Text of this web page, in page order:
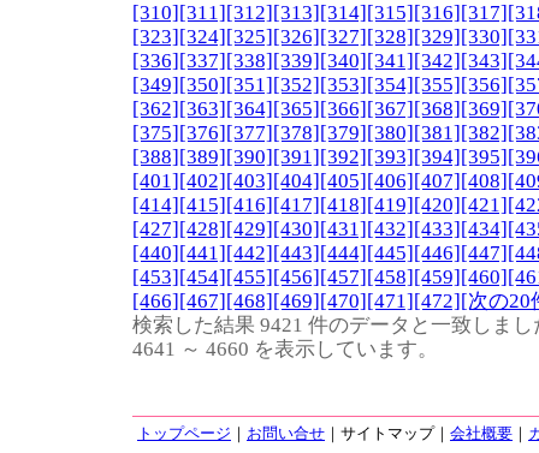
[310][311][312][313][314][315][316][317]
[323][324][325][326][327][328][329][330]
[336][337][338][339][340][341][342][343]
[349][350][351][352][353][354][355][356]
[362][363][364][365][366][367][368][369]
[375][376][377][378][379][380][381][382]
[388][389][390][391][392][393][394][395]
[401][402][403][404][405][406][407][408]
[414][415][416][417][418][419][420][421]
[427][428][429][430][431][432][433][434]
[440][441][442][443][444][445][446][447]
[453][454][455][456][457][458][459][460]
[466][467][468][469][470][471][472][次の20
検索した結果 9421 件のデータと一致しまし
4641 ～ 4660 を表示しています。
トップページ ｜ お問い合せ ｜サイトマップ｜ 会社概要 ｜